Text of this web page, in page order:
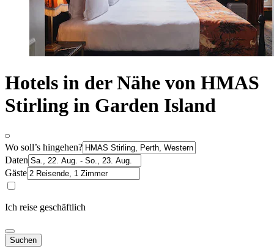
Hotels in der Nähe von HMAS
Stirling in Garden Island
Wo soll’s hingehen?
Daten
Gäste
Ich reise geschäftlich
Suchen